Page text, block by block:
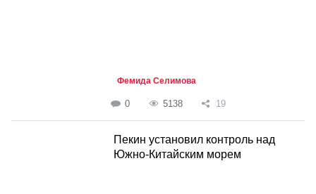
Фемида Селимова
0 5138 19
Пекин установил контроль над
Южно-Китайским морем